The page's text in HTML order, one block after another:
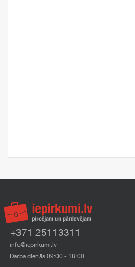
+371 25113311
info@iepirkumi.lv
Darba dienās 09:00 - 18:00